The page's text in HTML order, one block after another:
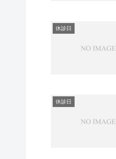
休診日
休診日